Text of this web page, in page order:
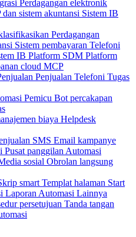
Perdagangan elektronik
dan sistem akuntansi Sistem IB
Perdagangan
Sistem pembayaran Telefoni
IB Platform SDM Platform
cloud MCP
Penjualan Telefoni Tugas
Pemicu Bot percakapan
biaya Helpdesk
SMS Email kampanye
Pusat panggilan Automasi
sosial Obrolan langsung
smart Templat halaman Start
Laporan Automasi Lainnya
persetujuan Tanda tangan